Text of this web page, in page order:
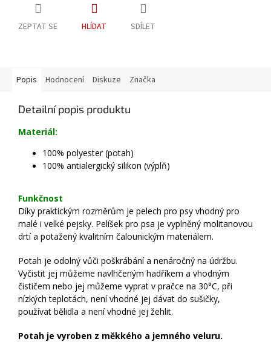
ZEPTAT SE HLÍDAT SDÍLET
Popis Hodnocení Diskuze Značka
Detailní popis produktu
Materiál:
100% polyester (potah)
100% antialergický silikon (výplň)
Funkčnost
Díky praktickým rozměrům je pelech pro psy vhodný pro
malé i velké pejsky. Pelíšek pro psa je vyplněný molitanovou
drtí a potažený kvalitním čalounickým materiálem.
Potah je odolný vůči poškrábání a nenáročný na údržbu.
Vyčistit jej můžeme navlhčeným hadříkem a vhodným
čističem nebo jej můžeme vyprat v pračce na 30°C, při
nízkých teplotách, není vhodné jej dávat do sušičky,
používat bělidla a není vhodné jej žehlit.
Potah je vyroben z měkkého a jemného veluru.